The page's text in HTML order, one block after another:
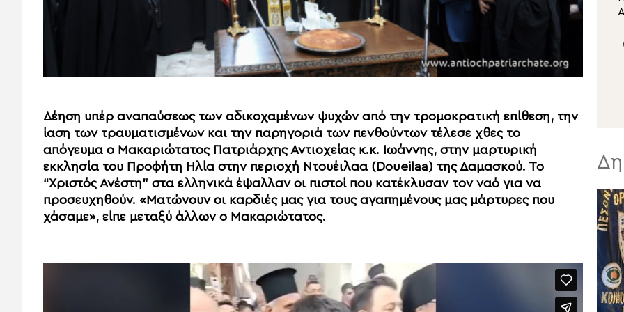
Δέηση υπέρ αναπαύσεως των αδικοχαμένων ψυχών από την τρομοκρατική επίθεση, την
ίαση των τραυματισμένων και την παρηγοριά των πενθούντων τέλεσε χθες το
απόγευμα ο Μακαριώτατος Πατριάρχης Αντιοχείας κ.κ. Ιωάννης, στην μαρτυρική
εκκλησία του Προφήτη Ηλία στην περιοχή Ντουέιλαα (Doueilaa) της Δαμασκού. Το
“Χριστός Ανέστη” στα ελληνικά έψαλλαν οι πιστοί που κατέκλυσαν τον ναό για να
προσευχηθούν. «Ματώνουν οι καρδιές μας για τους αγαπημένους μας μάρτυρες που
χάσαμε», είπε μεταξύ άλλων ο Μακαριώτατος.
επιτυχώς οι φετινές
κατασκηνώσεις της
Ιεράς Μητροπόλεως
Σπάρτης